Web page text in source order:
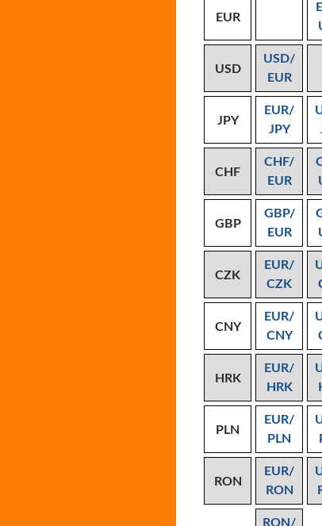
EUR
USD
USD/
EUR
JPY
EUR/
JPY
CHF
CHF/
EUR
GBP
GBP/
EUR
CZK
EUR/
CZK
CNY
EUR/
CNY
HRK
EUR/
HRK
PLN
EUR/
PLN
RON
EUR/
RON
RON/